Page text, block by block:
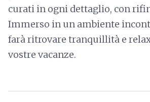
curati in ogni dettaglio, con
Immerso in un ambiente
farà ritrovare tranquillità e
vostre vacanze.